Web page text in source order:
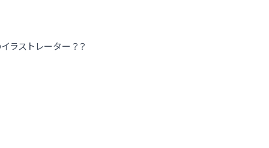
ラストレーター？？